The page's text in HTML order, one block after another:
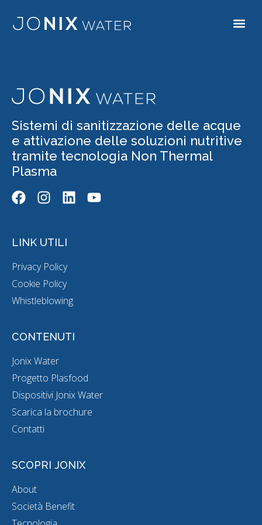
Autore:Jonix Water
Sistemi di sanitizzazione delle acque
e attivazione delle soluzioni nutritive
tramite tecnologia Non Thermal
Plasma
LINK UTILI
Privacy Policy
Cookie Policy
Whistleblowing
CONTENUTI
Jonix Water
Progetto Plasfood
Dispositivi Jonix Water
Scarica la brochure
Contatti
SCOPRI JONIX
About
Società Benefit